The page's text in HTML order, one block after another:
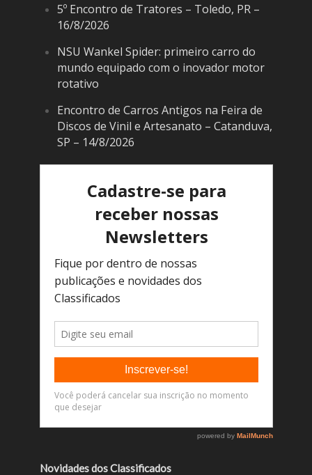
5º Encontro de Tratores – Toledo, PR –
16/8/2026
NSU Wankel Spider: primeiro carro do
mundo equipado com o inovador motor
rotativo
Encontro de Carros Antigos na Feira de
Discos de Vinil e Artesanato – Catanduva,
SP – 14/8/2026
Novidades dos Classificados